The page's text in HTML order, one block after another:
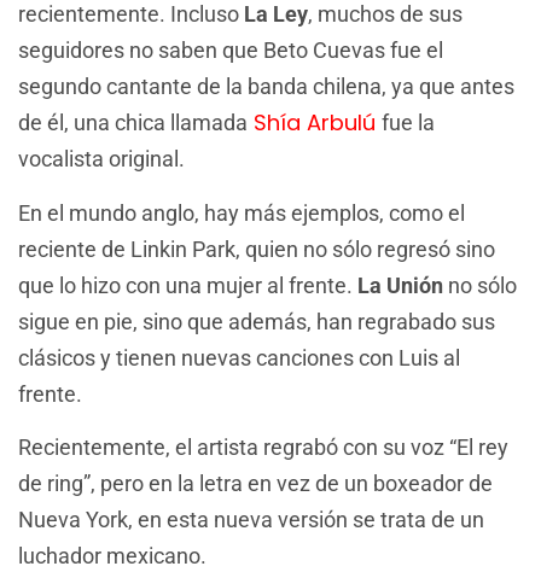
recientemente. Incluso La Ley, muchos de sus
seguidores no saben que Beto Cuevas fue el
segundo cantante de la banda chilena, ya que antes
de él, una chica llamada Shía Arbulú fue la
vocalista original.
En el mundo anglo, hay más ejemplos, como el
reciente de Linkin Park, quien no sólo regresó sino
que lo hizo con una mujer al frente. La Unión no sólo
sigue en pie, sino que además, han regrabado sus
clásicos y tienen nuevas canciones con Luis al
frente.
Recientemente, el artista regrabó con su voz “El rey
de ring”, pero en la letra en vez de un boxeador de
Nueva York, en esta nueva versión se trata de un
luchador mexicano.